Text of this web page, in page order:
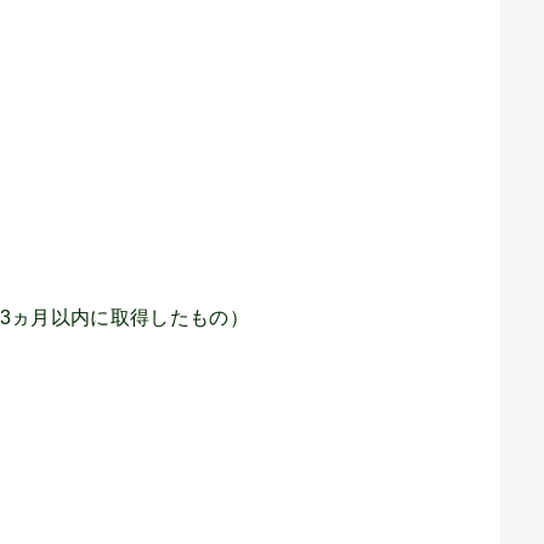
月以内に取得したもの）